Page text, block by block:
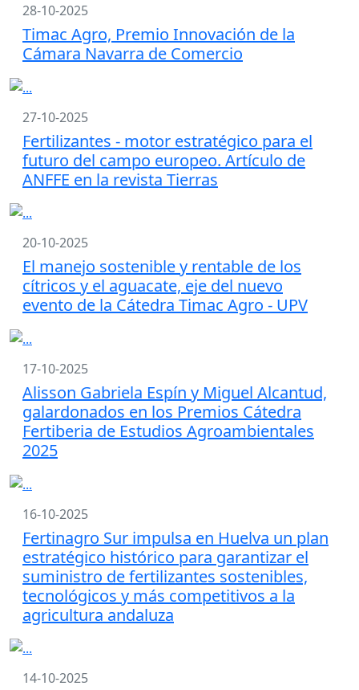
28-10-2025
Timac Agro, Premio Innovación de la
Cámara Navarra de Comercio
27-10-2025
Fertilizantes - motor estratégico para el
futuro del campo europeo. Artículo de
ANFFE en la revista Tierras
20-10-2025
El manejo sostenible y rentable de los
cítricos y el aguacate, eje del nuevo
evento de la Cátedra Timac Agro - UPV
17-10-2025
Alisson Gabriela Espín y Miguel Alcantud,
galardonados en los Premios Cátedra
Fertiberia de Estudios Agroambientales
2025
16-10-2025
Fertinagro Sur impulsa en Huelva un plan
estratégico histórico para garantizar el
suministro de fertilizantes sostenibles,
tecnológicos y más competitivos a la
agricultura andaluza
14-10-2025